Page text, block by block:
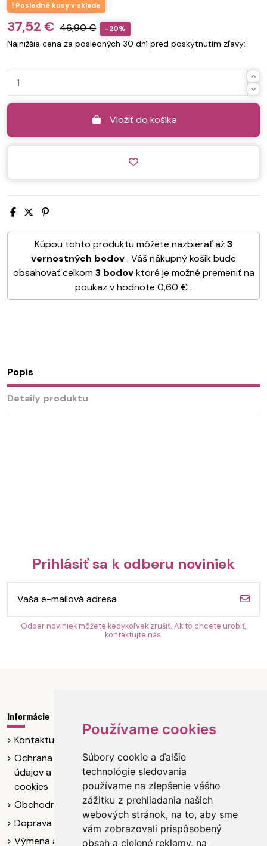
Používame cookies
Súbory cookie a ďalšie
technológie sledovania
používame na zlepšenie vášho
zážitku z prehliadania našich
webových stránok, na to, aby sme
vám zobrazovali prispôsobený
obsah a cielené reklamy, na
Posledné kusy v sklade
37,52 € 46,90 € -20%
Najnižšia cena za posledných 30 dní pred poskytnutím zľavy:
Vložiť do košíka
Kúpou tohto produktu môžete nazbierať až3
vernostných bodov. Váš nákupný košík bude
obsahovať celkom3bodovktoré je možné premeniť na
poukaz v hodnote 0,60 €.
Popis
Detaily produktu
Prihlásiť sa k odberu noviniek
Odber noviniek môžete kedykoľvek zrušiť. Ak to chcete urobiť,
kontaktujte nás.
Informácie
Kontaktujte nás
Ochrana osobných
údajov a poučenie
cookies
Obchodné podmienky
Doprava
Výmena a vrátenie
IČO: 55 237 088
DIČ: 2121907722
Letná ulica 342/16
049 11 Plešivec
+421904073102